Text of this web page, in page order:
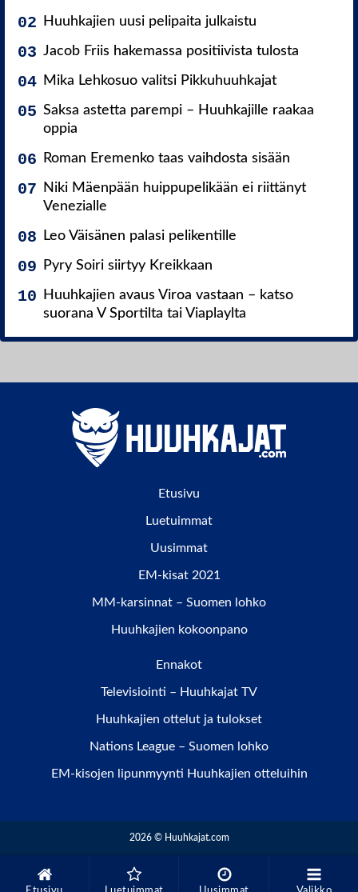
Huuhkajien uusi pelipaita julkaistu
Jacob Friis hakemassa positiivista tulosta
Mika Lehkosuo valitsi Pikkuhuuhkajat
Saksa astetta parempi – Huuhkajille raakaa
oppia
Roman Eremenko taas vaihdosta sisään
Niki Mäenpään huippupelikään ei riittänyt
Venezialle
Leo Väisänen palasi pelikentille
Pyry Soiri siirtyy Kreikkaan
Huuhkajien avaus Viroa vastaan – katso
suorana V Sportilta tai Viaplaylta
Etusivu
Luetuimmat
Uusimmat
EM-kisat 2021
MM-karsinnat – Suomen lohko
Huuhkajien kokoonpano
Ennakot
Televisiointi – Huuhkajat TV
Huuhkajien ottelut ja tulokset
Nations League – Suomen lohko
EM-kisojen lipunmyynti Huuhkajien otteluihin
2026 © Huuhkajat.com